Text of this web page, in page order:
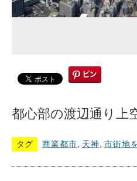
都心部の渡辺通り上
タグ 商業都市 天神 市街地